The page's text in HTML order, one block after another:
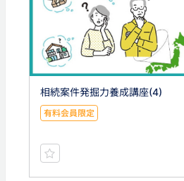
相続案件発掘力養成講座(4)
有料会員限定